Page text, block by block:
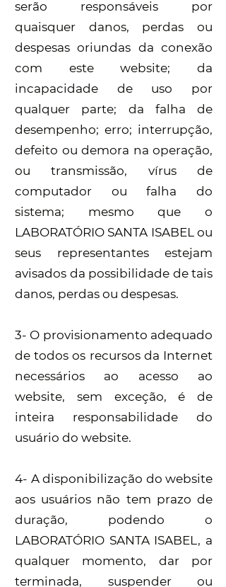
serão responsáveis por
quaisquer danos, perdas ou
despesas oriundas da conexão
com este website; da
incapacidade de uso por
qualquer parte; da falha de
desempenho; erro; interrupção,
defeito ou demora na operação,
ou transmissão, vírus de
computador ou falha do
sistema; mesmo que o
LABORATÓRIO SANTA ISABEL ou
seus representantes estejam
avisados da possibilidade de tais
danos, perdas ou despesas.
3- O provisionamento adequado
de todos os recursos da Internet
necessários ao acesso ao
website, sem exceção, é de
inteira responsabilidade do
usuário do website.
4- A disponibilização do website
aos usuários não tem prazo de
duração, podendo o
LABORATÓRIO SANTA ISABEL, a
qualquer momento, dar por
terminada, suspender ou